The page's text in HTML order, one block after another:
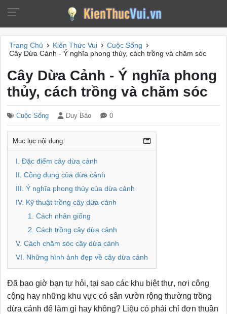
Trang Chủ › Kiến Thức Vui › Cuộc Sống ›
Cây Dừa Cảnh - Ý nghĩa phong thủy, cách trồng và chăm sóc
Cây Dừa Cảnh - Ý nghĩa phong
thủy, cách trồng và chăm sóc
Cuộc Sống Duy Bảo 0
Mục lục nội dung
I. Đặc điểm cây dừa cảnh
II. Công dụng của dừa cảnh
III. Ý nghĩa phong thủy của dừa cảnh
IV. Kỹ thuật trồng cây dừa cảnh
1. Cách nhân giống
2. Cách trồng cây dừa cảnh
V. Cách chăm sóc cây dừa cảnh
VI. Những hình ảnh đẹp về cây dừa cảnh
Đã bao giờ bạn tự hỏi, tại sao các khu biệt thự, nơi công
cộng hay những khu vực có sân vườn rộng thường trồng
dừa cảnh để làm gì hay không? Liệu có phải chỉ đơn thuần